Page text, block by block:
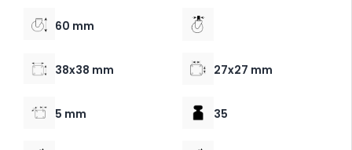
60 mm
38x38 mm 27x27 mm
5 mm 35